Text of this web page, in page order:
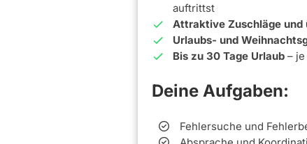
auftrittst
Attraktive Zuschläge
Urlaubs- und
Bis zu 30 Tage Urlaub –
Deine Aufgaben:
Fehlersuche und